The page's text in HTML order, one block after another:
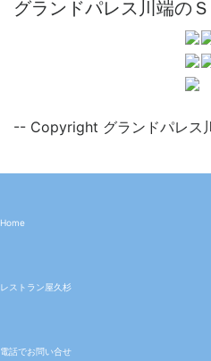
グランドパレス川端の
-- Copyright グランドパレス
Home
レストラン屋久杉
電話でお問い合せ